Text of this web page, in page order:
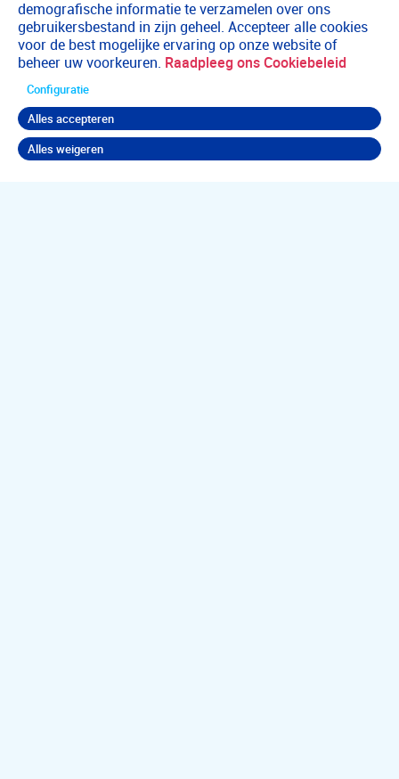
demografische informatie te verzamelen over ons
gebruikersbestand in zijn geheel. Accepteer alle cookies
voor de best mogelijke ervaring op onze website of
beheer uw voorkeuren. Raadpleeg ons Cookiebeleid
Configuratie
Alles accepteren
Alles weigeren